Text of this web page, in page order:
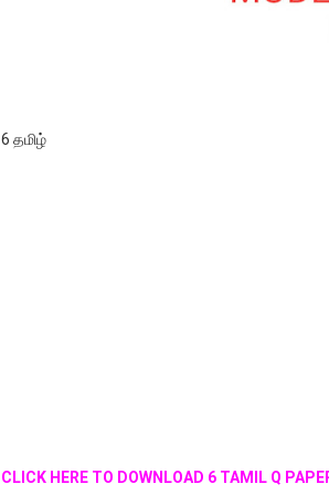
6 தமிழ்
CLICK HERE TO DOWNLOAD 6 TAMIL Q